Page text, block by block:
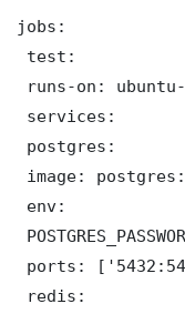
jobs:
test:
runs-on:
services:
postgres:
image:
env:
ports:
redis: